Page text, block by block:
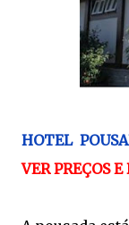
HOTEL
VER PREÇOS